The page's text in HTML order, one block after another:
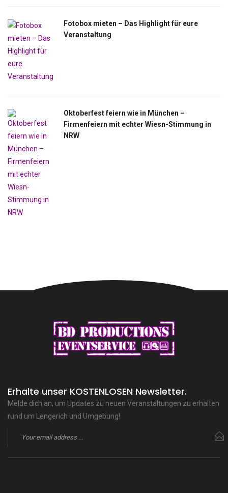
Fotobox mieten – Das Highlight für eure
Veranstaltung
Oktoberfest feiern wie in München –
Firmenfeiern mit echter Wiesn-Stimmung in
NRW
Erhalte unser KOSTENLOSEN Newsletter.
Melde dich an, um Updates zu neuen Veranstaltungen zu erhalten
rund um Lengerich und Umgebung!